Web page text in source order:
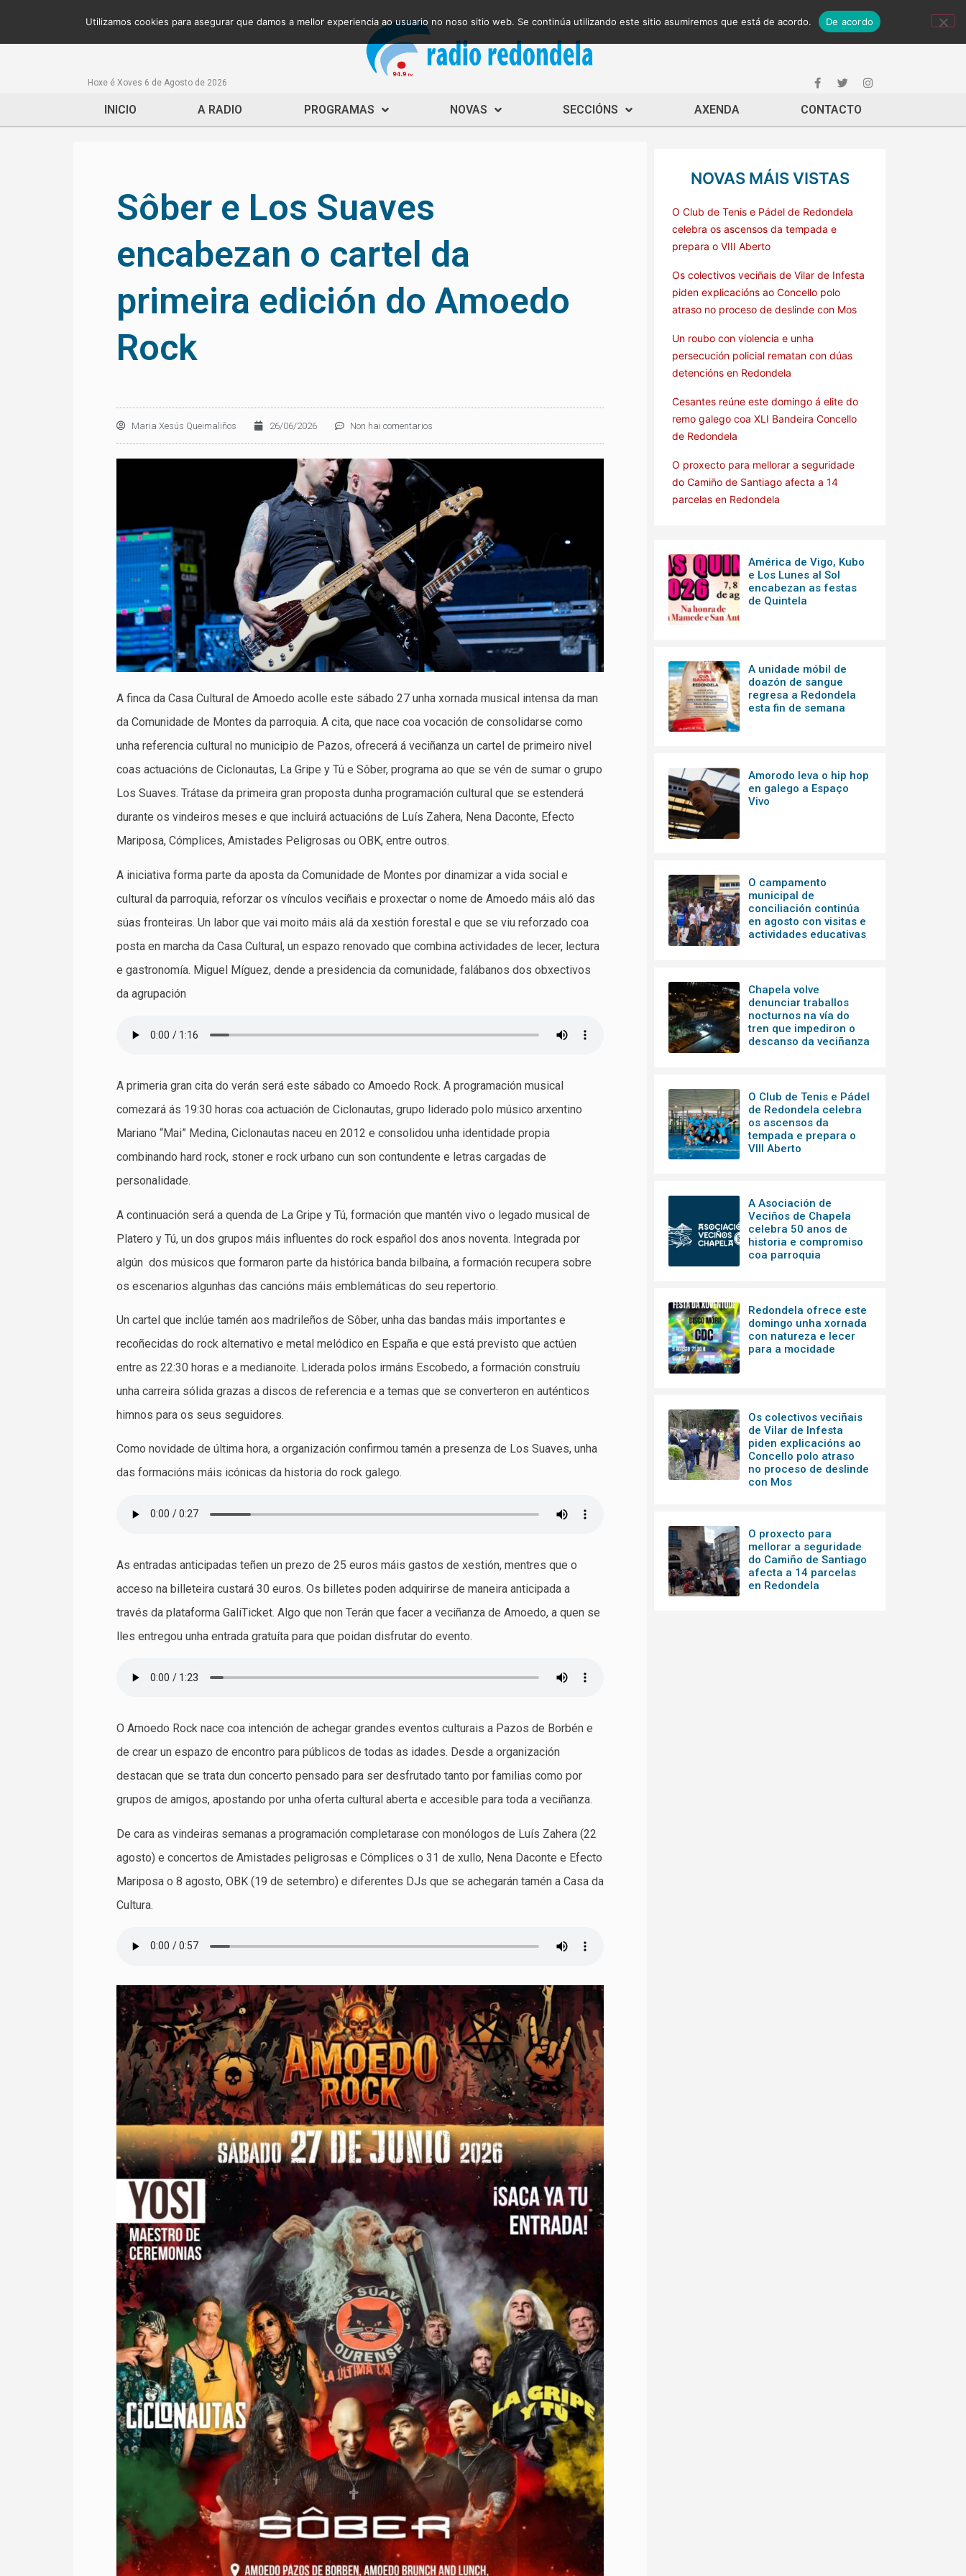
Hoxe é Xoves 6 de Agosto de 2026
INICIO A RADIO PROGRAMAS NOVAS SECCIÓNS AXENDA CONTACTO
Sôber e Los Suaves
encabezan o cartel da
primeira edición do Amoedo
Rock
Maria Xesús Queimaliños 26/06/2026 Non hai comentarios
A finca da Casa Cultural de Amoedo acolle este sábado 27 unha xornada musical intensa da man
da Comunidade de Montes da parroquia. A cita, que nace coa vocación de consolidarse como
unha referencia cultural no municipio de Pazos, ofrecerá á veciñanza un cartel de primeiro nivel
coas actuacións de Ciclonautas, La Gripe y Tú e Sôber, programa ao que se vén de sumar o grupo
Los Suaves. Trátase da primeira gran proposta dunha programación cultural que se estenderá
durante os vindeiros meses e que incluirá actuacións de Luís Zahera, Nena Daconte, Efecto
Mariposa, Cómplices, Amistades Peligrosas ou OBK, entre outros.
A iniciativa forma parte da aposta da Comunidade de Montes por dinamizar a vida social e
cultural da parroquia, reforzar os vínculos veciñais e proxectar o nome de Amoedo máis aló das
súas fronteiras. Un labor que vai moito máis alá da xestión forestal e que se viu reforzado coa
posta en marcha da Casa Cultural, un espazo renovado que combina actividades de lecer, lectura
e gastronomía. Miguel Míguez, dende a presidencia da comunidade, falábanos dos obxectivos
da agrupación
A primeria gran cita do verán será este sábado co Amoedo Rock. A programación musical
comezará ás 19:30 horas coa actuación de Ciclonautas, grupo liderado polo músico arxentino
Mariano “Mai” Medina, Ciclonautas naceu en 2012 e consolidou unha identidade propia
combinando hard rock, stoner e rock urbano cun son contundente e letras cargadas de
personalidade.
A continuación será a quenda de La Gripe y Tú, formación que mantén vivo o legado musical de
Platero y Tú, un dos grupos máis influentes do rock español dos anos noventa. Integrada por
algún dos músicos que formaron parte da histórica banda bilbaína, a formación recupera sobre
os escenarios algunhas das cancións máis emblemáticas do seu repertorio.
Un cartel que inclúe tamén aos madrileños de Sôber, unha das bandas máis importantes e
recoñecidas do rock alternativo e metal melódico en España e que está previsto que actúen
entre as 22:30 horas e a medianoite. Liderada polos irmáns Escobedo, a formación construíu
unha carreira sólida grazas a discos de referencia e a temas que se converteron en auténticos
himnos para os seus seguidores.
Como novidade de última hora, a organización confirmou tamén a presenza de Los Suaves, unha
das formacións máis icónicas da historia do rock galego.
As entradas anticipadas teñen un prezo de 25 euros máis gastos de xestión, mentres que o
acceso na billeteira custará 30 euros. Os billetes poden adquirirse de maneira anticipada a
través da plataforma GaliTicket. Algo que non Terán que facer a veciñanza de Amoedo, a quen se
lles entregou unha entrada gratuíta para que poidan disfrutar do evento.
O Amoedo Rock nace coa intención de achegar grandes eventos culturais a Pazos de Borbén e
de crear un espazo de encontro para públicos de todas as idades. Desde a organización
destacan que se trata dun concerto pensado para ser desfrutado tanto por familias como por
grupos de amigos, apostando por unha oferta cultural aberta e accesible para toda a veciñanza.
De cara as vindeiras semanas a programación completarase con monólogos de Luís Zahera (22
agosto) e concertos de Amistades peligrosas e Cómplices o 31 de xullo, Nena Daconte e Efecto
Mariposa o 8 agosto, OBK (19 de setembro) e diferentes DJs que se achegarán tamén a Casa da
Cultura.
NOVAS MÁIS VISTAS
O Club de Tenis e Pádel de Redondela
celebra os ascensos da tempada e
prepara o VIII Aberto
Os colectivos veciñais de Vilar de Infesta
piden explicacións ao Concello polo
atraso no proceso de deslinde con Mos
Un roubo con violencia e unha
persecución policial rematan con dúas
detencións en Redondela
Cesantes reúne este domingo á elite do
remo galego coa XLI Bandeira Concello
de Redondela
O proxecto para mellorar a seguridade
do Camiño de Santiago afecta a 14
parcelas en Redondela
América de Vigo, Kubo
e Los Lunes al Sol
encabezan as festas
de Quintela
A unidade móbil de
doazón de sangue
regresa a Redondela
esta fin de semana
Amorodo leva o hip hop
en galego a Espaço
Vivo
O campamento
municipal de
conciliación continúa
en agosto con visitas e
actividades educativas
Chapela volve
denunciar traballos
nocturnos na vía do
tren que impediron o
descanso da veciñanza
O Club de Tenis e Pádel
de Redondela celebra
os ascensos da
tempada e prepara o
VIII Aberto
A Asociación de
Veciños de Chapela
celebra 50 anos de
historia e compromiso
coa parroquia
Redondela ofrece este
domingo unha xornada
con natureza e lecer
para a mocidade
Os colectivos veciñais
de Vilar de Infesta
piden explicacións ao
Concello polo atraso
no proceso de deslinde
con Mos
O proxecto para
mellorar a seguridade
do Camiño de Santiago
afecta a 14 parcelas
en Redondela
Utilizamos cookies para asegurar que damos a mellor experiencia ao usuario no noso sitio web. Se continúa utilizando este sitio asumiremos que está de acordo. De acordo